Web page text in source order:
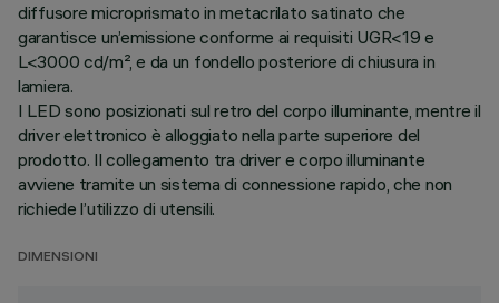
diffusore microprismato in metacrilato satinato che
garantisce un’emissione conforme ai requisiti UGR<19 e
L<3000 cd/m², e da un fondello posteriore di chiusura in
lamiera.
I LED sono posizionati sul retro del corpo illuminante, mentre il
driver elettronico è alloggiato nella parte superiore del
prodotto. Il collegamento tra driver e corpo illuminante
avviene tramite un sistema di connessione rapido, che non
richiede l’utilizzo di utensili.
DIMENSIONI